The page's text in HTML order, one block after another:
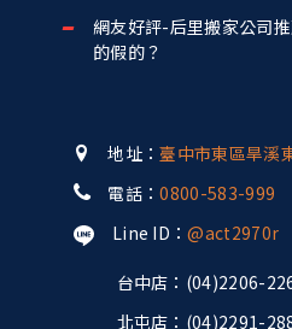
網友好評-后里搬家公司
的假的？
地址：臺中市東區旱溪
電話：0800-583-999
Line ID：@act2970r
台中店：(04)2206-
北屯店：(04)2291-